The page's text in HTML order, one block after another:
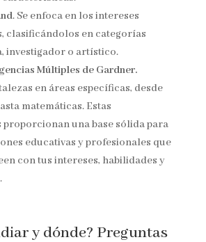
. Se enfoca en los intereses
clasificándolos en categorías
investigador o artístico.
Múltiples de Gardner.
en áreas específicas, desde
matemáticas. Estas
una base sólida para
educativas y profesionales que
con tus intereses, habilidades y
y dónde? Preguntas